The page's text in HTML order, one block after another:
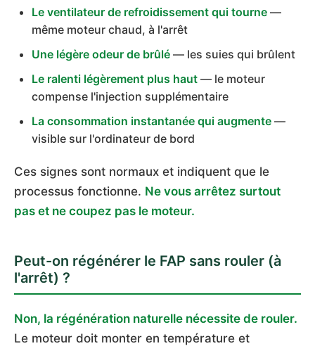
Le ventilateur de refroidissement qui tourne —
même moteur chaud, à l'arrêt
Une légère odeur de brûlé — les suies qui brûlent
Le ralenti légèrement plus haut — le moteur
compense l'injection supplémentaire
La consommation instantanée qui augmente —
visible sur l'ordinateur de bord
Ces signes sont normaux et indiquent que le
processus fonctionne. Ne vous arrêtez surtout
pas et ne coupez pas le moteur.
Peut-on régénérer le FAP sans rouler (à
l'arrêt) ?
Non, la régénération naturelle nécessite de rouler.
Le moteur doit monter en température et